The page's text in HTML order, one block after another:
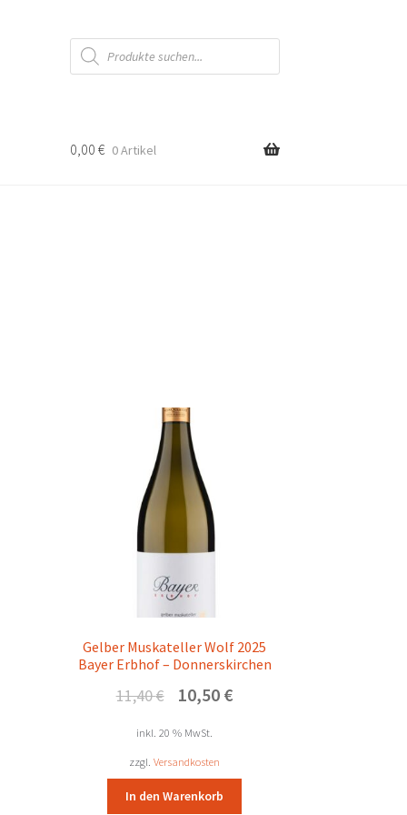
Products
search
0,00 € 0 Artikel
Gelber Muskateller Wolf 2025
Bayer Erbhof – Donnerskirchen
11,40€
Ursprünglicher
war:
10,50 €Aktueller
inkl. 20 % MwSt.
zzgl.Versandkosten
In den Warenkorb